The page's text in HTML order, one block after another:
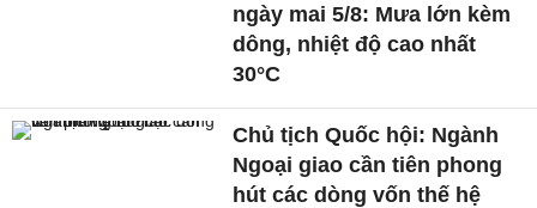
ngày mai 5/8: Mưa lớn kèm
dông, nhiệt độ cao nhất
30°C
Chủ tịch Quốc hội: Ngành
Ngoại giao cần tiên phong
hút các dòng vốn thế hệ